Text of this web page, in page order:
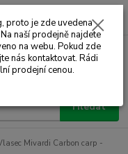
Menu
Hledat
za
Mivardi Carbon carp -
proto je zde uvedena
naší prodejně najdete
na webu. Pokud zde
nás kontaktovat. Rádi
prodejní cenou.